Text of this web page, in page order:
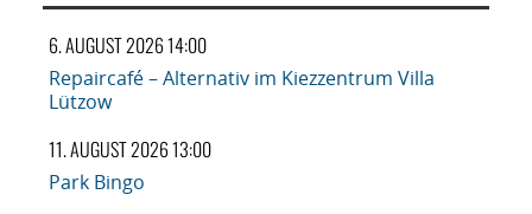
6. AUGUST 2026 14:00
Repaircafé – Alternativ im Kiezzentrum Villa
Lützow
11. AUGUST 2026 13:00
Park Bingo